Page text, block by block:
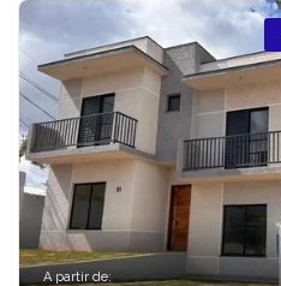
A partir de: